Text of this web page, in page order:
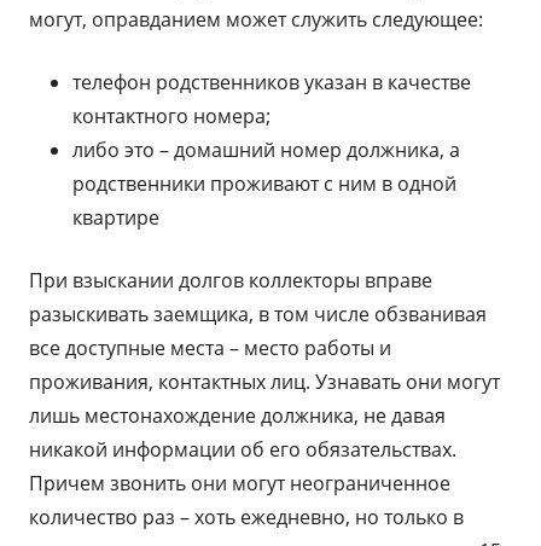
могут, оправданием может служить следующее:
телефон родственников указан в качестве
контактного номера;
либо это – домашний номер должника, а
родственники проживают с ним в одной
квартире
При взыскании долгов коллекторы вправе
разыскивать заемщика, в том числе обзванивая
все доступные места – место работы и
проживания, контактных лиц. Узнавать они могут
лишь местонахождение должника, не давая
никакой информации об его обязательствах.
Причем звонить они могут неограниченное
количество раз – хоть ежедневно, но только в